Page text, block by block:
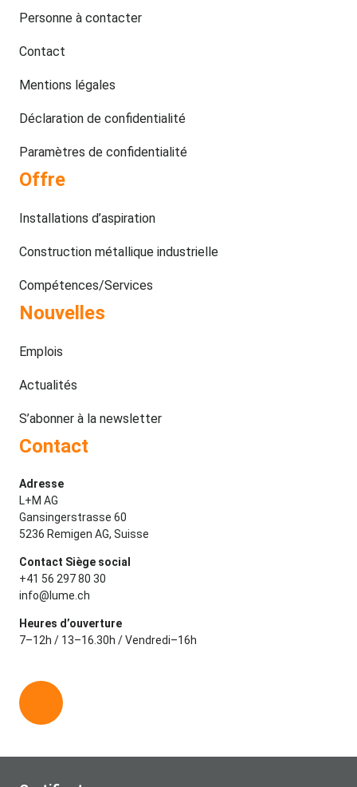
Personne à contacter
Contact
Mentions légales
Déclaration de confidentialité
Paramètres de confidentialité
Offre
Installations d’aspiration
Construction métallique industrielle
Compétences/Services
Nouvelles
Emplois
Actualités
S’abonner à la newsletter
Contact
Adresse
L+M AG
Gansingerstrasse 60
5236 Remigen AG, Suisse
Contact Siège social
+41 56 297 80 30
info@lume.ch
Heures d’ouverture
7–12h / 13–16.30h / Vendredi–16h
i